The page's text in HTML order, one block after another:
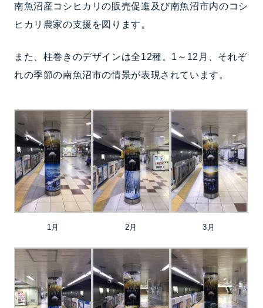
南魚沼産コシヒカリの販売促進及び南魚沼市内のコシ
ヒカリ農家の支援を図ります。
また、柱巻きのデザインは全12種。1～12月、それぞ
れの季節の南魚沼市の情景が表現されています。
1月 2月 3月